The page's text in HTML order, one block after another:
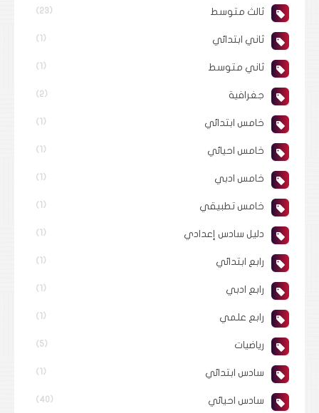
ثالث متوسط (23)
ثاني ابتدائي (1)
ثاني متوسط (1)
جغرافية (2)
خامس ابتدائي (1)
خامس احيائي (1)
خامس ادبي (1)
خامس تطبيقي (1)
دليل سادس إعدادي (1)
رابع ابتدائي (1)
رابع ادبي (1)
رابع علمي (1)
رياضيات (5)
سادس ابتدائي (1)
سادس احيائي (40)